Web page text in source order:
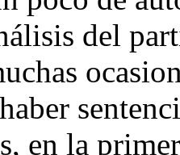
del
en la